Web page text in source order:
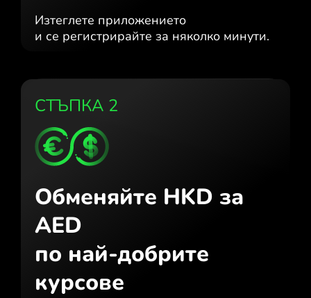
Изтеглете приложението
и се регистрирайте за няколко минути.
СТЪПКА 2
Обменяйте HKD за
AED
по най-добрите
курсове